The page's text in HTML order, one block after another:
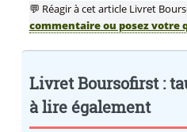
💬 Réagir à cet article Livret
commentaire ou posez votre
Livret Boursofirst :
à lire également